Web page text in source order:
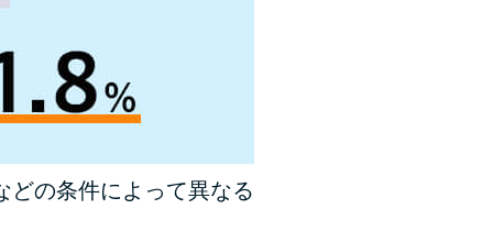
申し込みブラックとは?判断の目安や審査に通
らない理由
準と工面法
どの条件によって異なる